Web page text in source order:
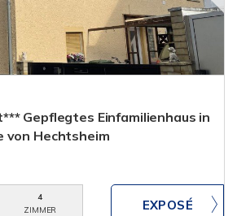
Gepflegtes Einfamilienhaus in
von Hechtsheim
4
ZIMMER